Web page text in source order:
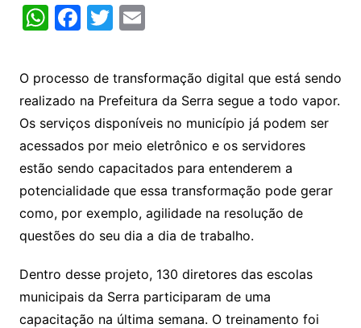
W
at
s
A
p
p
F
c
e
b
o
o
k
T
itt
er
E
ai
l
O processo de transformação digital que está sendo
realizado na Prefeitura da Serra segue a todo vapor.
Os serviços disponíveis no município já podem ser
acessados por meio eletrônico e os servidores
estão sendo capacitados para entenderem a
potencialidade que essa transformação pode gerar
como, por exemplo, agilidade na resolução de
questões do seu dia a dia de trabalho.
Dentro desse projeto, 130 diretores das escolas
municipais da Serra participaram de uma
capacitação na última semana. O treinamento foi